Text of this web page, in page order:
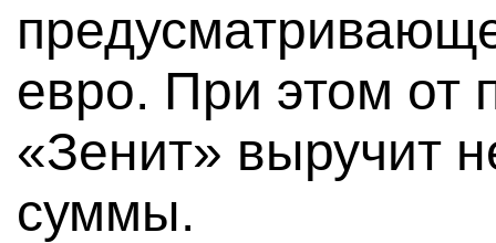
евро. При этом от
«Зенит» выручит
суммы.